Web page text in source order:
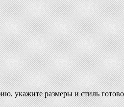
укажите размеры и стиль